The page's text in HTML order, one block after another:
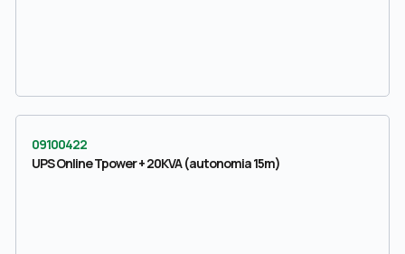
09100422
UPS Online Tpower + 20KVA (autonomia 15m)